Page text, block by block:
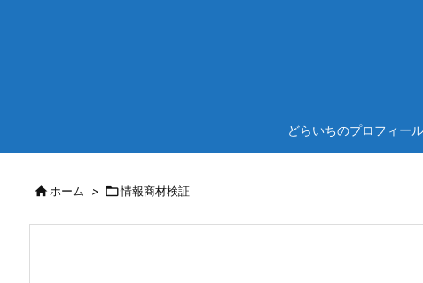
どらいちのプロフィール
ホーム > 情報商材検証